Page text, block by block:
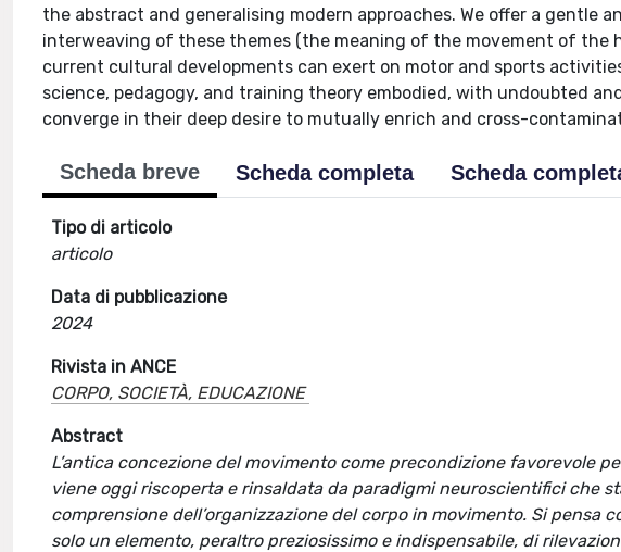
the abstract and generalising modern approaches. We offer a gentle
interweaving of these themes (the meaning of the movement of
current cultural developments can exert on motor and sports
science, pedagogy, and training theory embodied, with undoubted
converge in their deep desire to mutually enrich and cross-
Scheda breve Scheda completa Scheda
Tipo di articolo
articolo
Data di pubblicazione
2024
Rivista in ANCE
CORPO, SOCIETÀ, EDUCAZIONE
Abstract
L’antica concezione del movimento come precondizione favorevole
viene oggi riscoperta e rinsaldata da paradigmi neuroscientifici che
comprensione dell’organizzazione del corpo in movimento. Si pensa
solo un elemento, peraltro preziosissimo e indispensabile, di